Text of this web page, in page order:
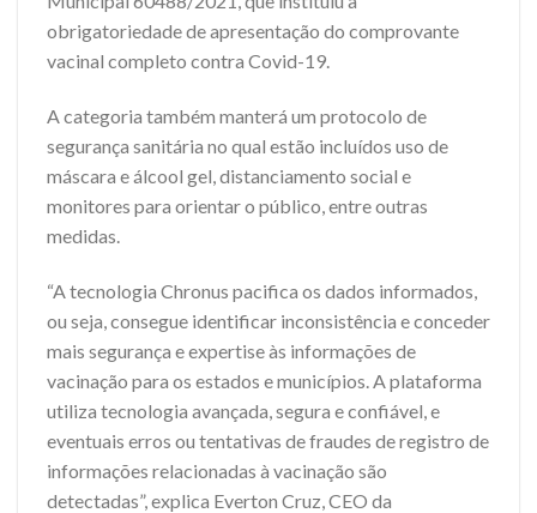
obrigatoriedade de apresentação do comprovante
vacinal completo contra Covid-19.
A categoria também manterá um protocolo de
segurança sanitária no qual estão incluídos uso de
máscara e álcool gel, distanciamento social e
monitores para orientar o público, entre outras
medidas.
“A tecnologia Chronus pacifica os dados informados,
ou seja, consegue identificar inconsistência e conceder
mais segurança e expertise às informações de
vacinação para os estados e municípios. A plataforma
utiliza tecnologia avançada, segura e confiável, e
eventuais erros ou tentativas de fraudes de registro de
informações relacionadas à vacinação são
detectadas”, explica Everton Cruz, CEO da